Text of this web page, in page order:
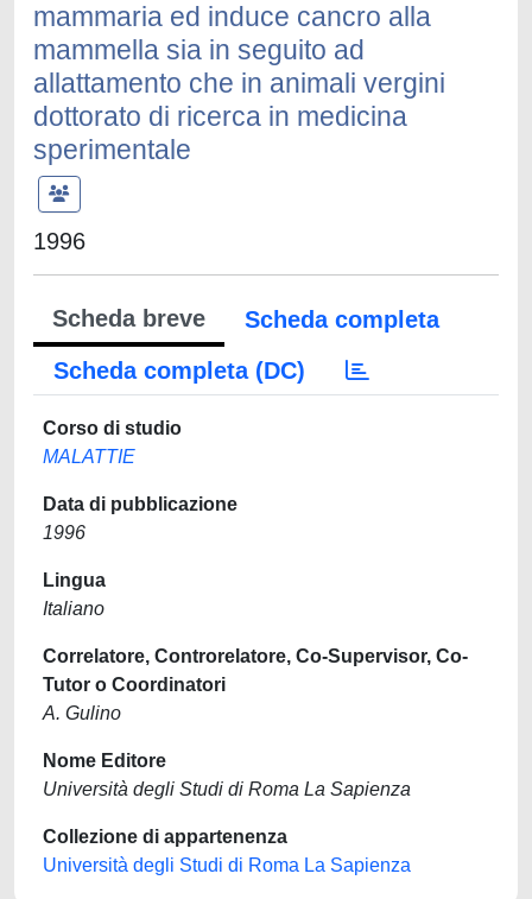
mammaria ed induce cancro alla
mammella sia in seguito ad
allattamento che in animali vergini
dottorato di ricerca in medicina
sperimentale
1996
Scheda breve
Scheda completa
Scheda completa (DC)
Corso di studio
MALATTIE
Data di pubblicazione
1996
Lingua
Italiano
Correlatore, Controrelatore, Co-Supervisor, Co-
Tutor o Coordinatori
A. Gulino
Nome Editore
Università degli Studi di Roma La Sapienza
Collezione di appartenenza
Università degli Studi di Roma La Sapienza